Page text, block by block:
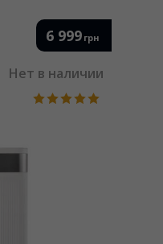
6 999 грн
Нет в наличии